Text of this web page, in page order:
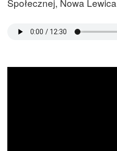
Społecznej, Nowa Lewica